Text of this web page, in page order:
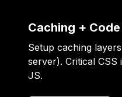
Caching +
Setup caching
server). Critical
JS.